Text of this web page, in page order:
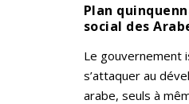
Plan
social des
Le gouvernement
s’attaquer au
arabe, seuls à